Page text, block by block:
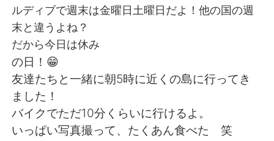
Tiếng Việt
English
繁體中文
العربية Français
ルディブで週末は金曜日土曜日だよ！他の国の週
末と違うよね？
だから今日は休み
の日！😁
友達たちと一緒に朝5時に近くの島に行ってき
ました！
バイクでただ10分くらいに行けるよ。
いっぱい写真撮って、たくあん食べた 笑